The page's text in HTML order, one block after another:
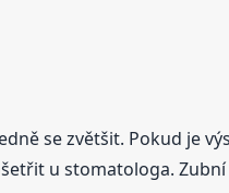
se zvětšit. Pokud je
u stomatologa.